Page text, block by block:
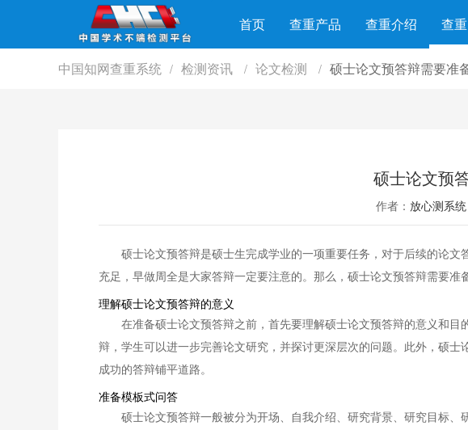
首页 查重产品 查重介绍 查
中国知网查重系统 / 检测资讯 / 论文检测 / 硕士论文预答辩需要准
硕士论文预
作者： 放心测系统
硕士论文预答辩是硕士生完成学业的一项重要任务，对于后续的论
充足，早做周全是大家答辩一定要注意的。那么，硕士论文预答辩需要准
理解硕士论文预答辩的意义
在准备硕士论文预答辩之前，首先要理解硕士论文预答辩的意义和
辩，学生可以进一步完善论文研究，并探讨更深层次的问题。此外，硕
成功的答辩铺平道路。
准备模板式问答
硕士论文预答辩一般被分为开场、自我介绍、研究背景、研究目标